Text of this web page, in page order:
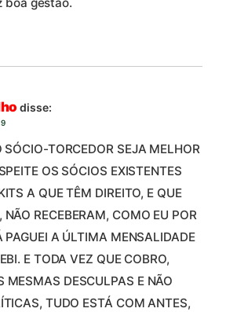
boa gestão.
disse:
SÓCIO-TORCEDOR SEJA MELHOR
OS SÓCIOS EXISTENTES
A QUE TÊM DIREITO, E QUE
RECEBERAM, COMO EU POR
PAGUEI A ÚLTIMA MENSALIDADE
E TODA VEZ QUE COBRO,
MESMAS DESCULPAS E NÃO
TUDO ESTÁ COM ANTES,